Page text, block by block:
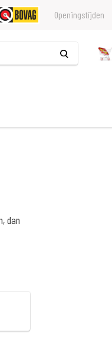
Openingstijden
dan